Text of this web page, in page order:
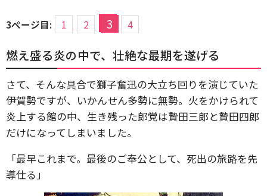
3ページ目: 1 2 3 4
燃え盛る炎の中で、壮絶な最期を遂げる
さて、そんな具合で獅子奮迅の大立ち回りを演じていた
伊賀勢ですが、いかんせん多勢に無勢。火をかけられて
炎上する館の中、生き残った郎党は贄田三郎と贄田四郎
だけになってしまいました。
「最早これまで。最後のご奉公として、死出の旅路を先
導仕る」